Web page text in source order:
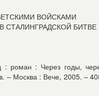
ВОЙСКАМИ
СТАЛИНГРАДСКОЙ БИТВЕ
роман : Через годы,
– Москва : Вече, 2005. –